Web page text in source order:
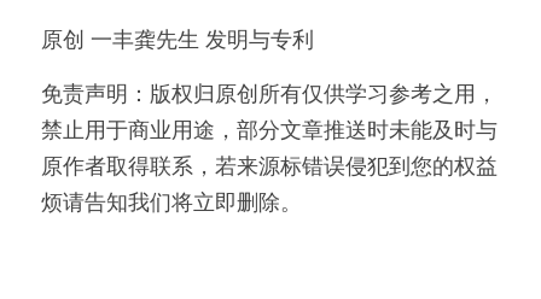
原创 一丰龚先生 发明与专利
免责声明：版权归原创所有仅供学习参考之用，
禁止用于商业用途，部分文章推送时未能及时与
原作者取得联系，若来源标错误侵犯到您的权益
烦请告知我们将立即删除。